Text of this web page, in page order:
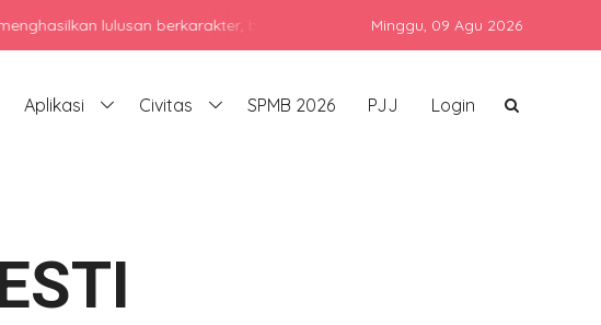
lulusan berkarakter, berprestasi, dan siap bersaing di era global dengan
Minggu, 09 Agu 2026
Aplikasi Civitas SPMB 2026 PJJ Login